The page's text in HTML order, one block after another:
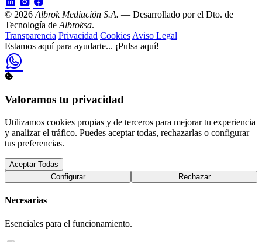
© 2026 Albrok Mediación S.A. — Desarrollado por el Dto. de
Tecnología de Albroksa.
Transparencia Privacidad Cookies Aviso Legal
Estamos aquí para ayudarte... ¡Pulsa aquí!
Valoramos tu privacidad
Utilizamos cookies propias y de terceros para mejorar tu experiencia
y analizar el tráfico. Puedes aceptar todas, rechazarlas o configurar
tus preferencias.
Aceptar Todas
Configurar
Rechazar
Necesarias
Esenciales para el funcionamiento.